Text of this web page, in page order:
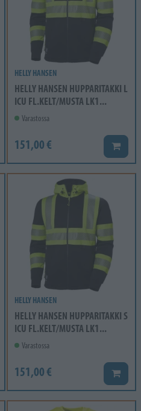
koriin
HELLY HANSEN
HELLY HANSEN HUPPARITAKKI L
ICU FL.KELT/MUSTA LK1...
Varastossa
151,00 € Lisää
koriin
HELLY HANSEN
HELLY HANSEN HUPPARITAKKI S
ICU FL.KELT/MUSTA LK1...
Varastossa
151,00 € Lisää